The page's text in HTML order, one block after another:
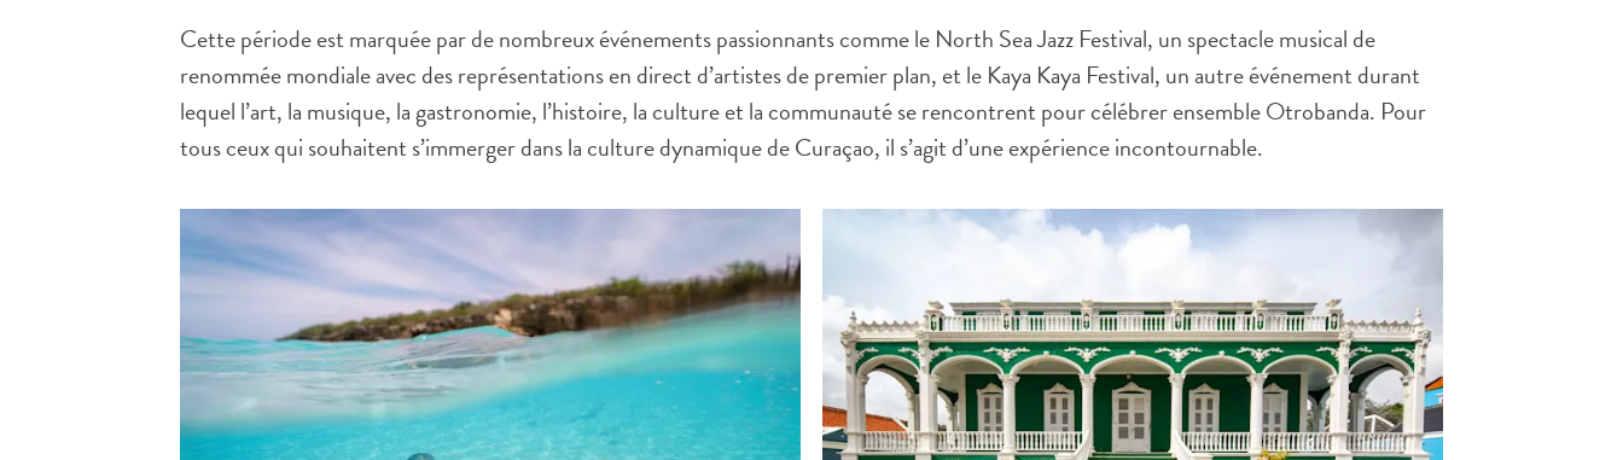
Cette période est marquée par de nombreux événements passionnants comme le North Sea Jazz Festival, un spectacle musical de
renommée mondiale avec des représentations en direct d’artistes de premier plan, et le Kaya Kaya Festival, un autre événement durant
lequel l’art, la musique, la gastronomie, l’histoire, la culture et la communauté se rencontrent pour célébrer ensemble Otrobanda. Pour
tous ceux qui souhaitent s’immerger dans la culture dynamique de Curaçao, il s’agit d’une expérience incontournable.